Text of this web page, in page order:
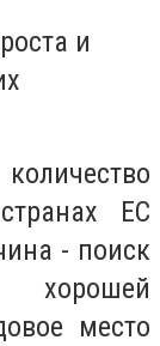
и
ЕС
- поиск
место